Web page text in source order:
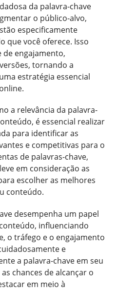
da palavra-chave
o público-alvo,
especificamente
que você oferece. Isso
engajamento,
tornando a
estratégia essencial
a relevância da palavra-
é essencial realizar
para identificar as
e competitivas para o
de palavras-chave,
em consideração as
escolher as melhores
conteúdo.
desempenha um papel
influenciando
o tráfego e o engajamento
e
a palavra-chave em seu
chances de alcançar o
em meio à